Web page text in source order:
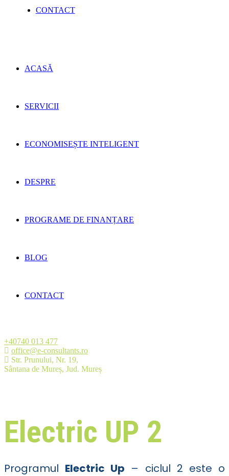
CONTACT
ACASĂ
SERVICII
ECONOMISEȘTE INTELIGENT
DESPRE
PROGRAME DE FINANȚARE
BLOG
CONTACT
+40740 013 477
office@e-consultants.ro
Str. Prunului, Nr. 19,
Sântana de Mureș, Jud. Mureș
Electric UP 2
Programul Electric Up – ciclul 2 este o